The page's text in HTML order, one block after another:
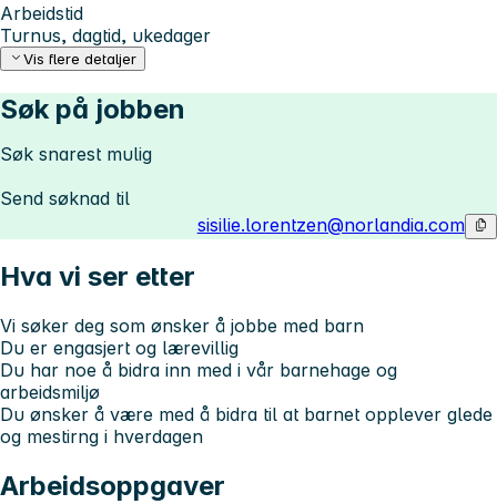
Arbeidstid
Turnus, dagtid, ukedager
Vis flere detaljer
Søk på jobben
Søk snarest mulig
Send søknad til
sisilie.lorentzen@norlandia.com
Hva vi ser etter
Vi søker deg som ønsker å jobbe med barn
Du er engasjert og lærevillig
Du har noe å bidra inn med i vår barnehage og
arbeidsmiljø
Du ønsker å være med å bidra til at barnet opplever glede
og mestirng i hverdagen
Arbeidsoppgaver